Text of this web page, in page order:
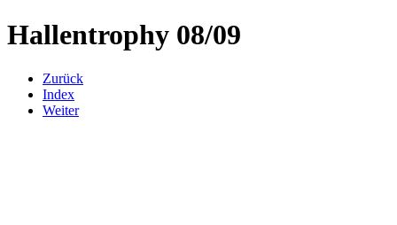
Hallentrophy 08/09
Zurück
Index
Weiter